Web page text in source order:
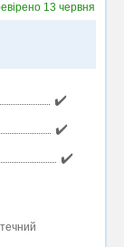
13 червня
✔️
✔️
✔️